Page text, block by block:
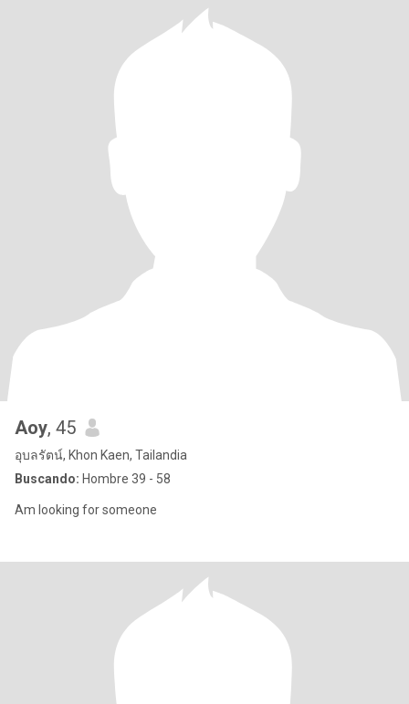
Aoy, 45
อุบลรัตน์, Khon Kaen, Tailandia
Buscando: Hombre 39 - 58
Am looking for someone